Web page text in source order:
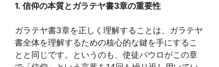
1. 信仰の本質とガラテヤ書3章の重要性
ガラテヤ書3章を正しく理解することは、ガラテヤ
書全体を理解するための核心的な鍵を手にするこ
とと同じです。というのも、使徒パウロがこの章